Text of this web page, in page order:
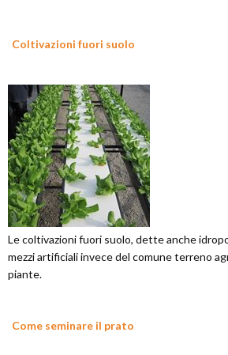
Coltivazioni fuori suolo
Le coltivazioni fuori suolo, dette anche
mezzi artificiali invece del comune terreno
piante.
Come seminare il prato